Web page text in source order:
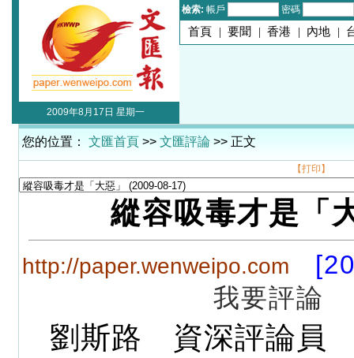
檢索: 帳戶 密碼
首頁 | 要聞 | 香港 | 內地 |
2009年8月17日 星期一
您的位置： 文匯首頁 >> 文匯評論 >> 正文
【打印】
縱容吸毒才是「
http://paper.wenweipo.com
我要評論
劉斯路 資深評論員